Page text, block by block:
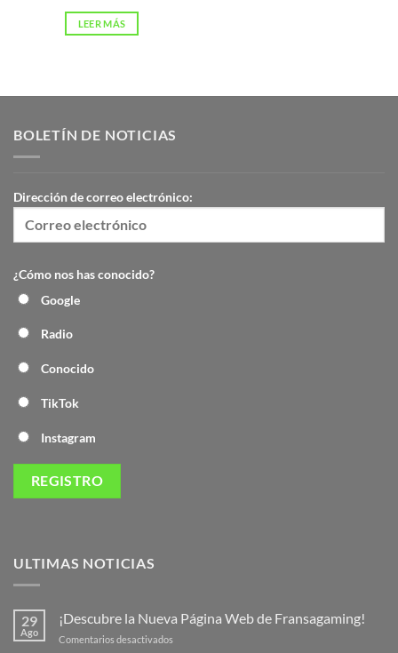
LEER MÁS
BOLETÍN DE NOTICIAS
Dirección de correo electrónico:
¿Cómo nos has conocido?
Google
Radio
Conocido
TikTok
Instagram
ULTIMAS NOTICIAS
29
Ago
¡Descubre la Nueva Página Web de Fransagaming!
Comentarios desactivados